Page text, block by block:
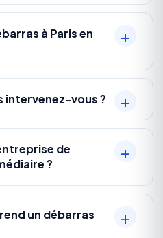
à Paris en
intervenez-vous ?
de
?
un débarras